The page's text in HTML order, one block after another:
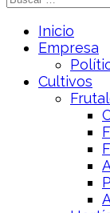
Inicio
Empresa
Cultivos